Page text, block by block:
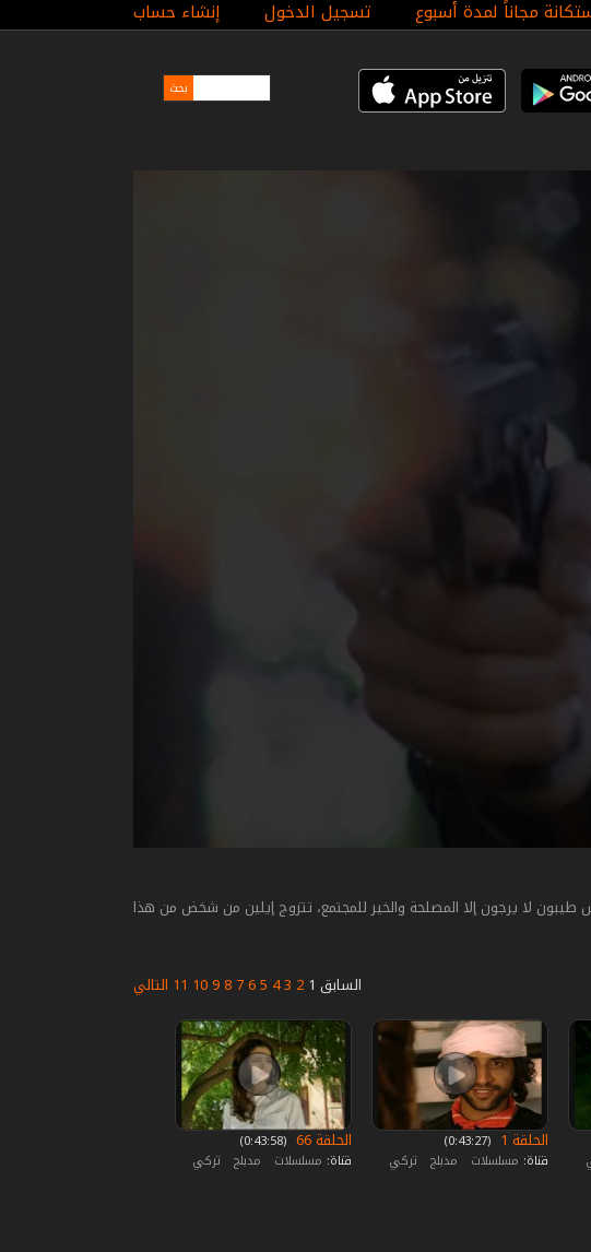
مجاناً لمدة أسبوع تسجيل الدخول إنشاء حساب
لا يرجون إلا المصلحة والخير للمجتمع، تتزوج إيلين من شخض من هذا
السابق 1
2
3
4
5
6
7
8
9
10
11 التالي
الحلقة 1
‏ (0:43:27)
قناة: مسلسلات مدبلج تركي
الحلقة 66
‏ (0:43:58)
قناة: مسلسلات مدبلج تركي